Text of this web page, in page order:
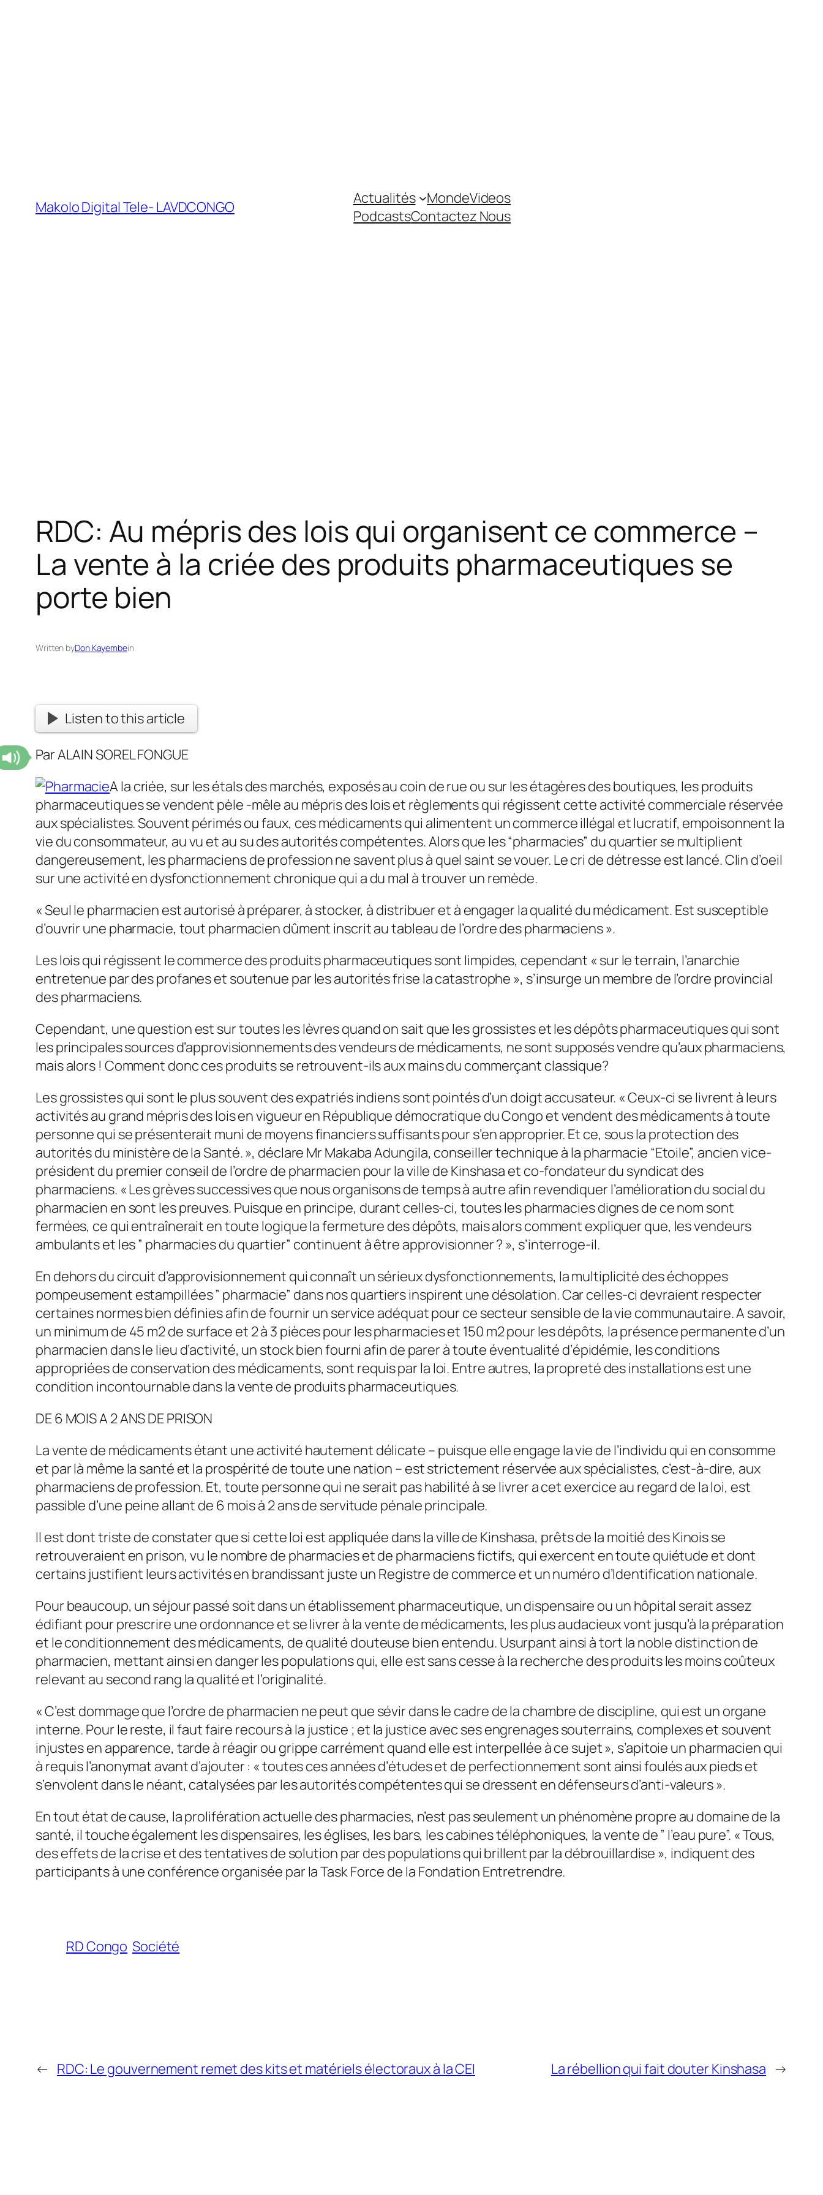
Makolo Digital Tele- LAVDCONGO Actualités MondeVideos
PodcastsContactez Nous
RDC: Au mépris des lois qui organisent ce commerce –
La vente à la criée des produits pharmaceutiques se
porte bien
Written byDon Kayembein
Listen to this article
Par ALAIN SOREL FONGUE
A la criée, sur les étals des marchés, exposés au coin de rue ou sur les étagères des boutiques, les produits
pharmaceutiques se vendent pèle -mêle au mépris des lois et règlements qui régissent cette activité commerciale réservée
aux spécialistes. Souvent périmés ou faux, ces médicaments qui alimentent un commerce illégal et lucratif, empoisonnent la
vie du consommateur, au vu et au su des autorités compétentes.Alors que les “pharmacies” du quartier se multiplient
dangereusement, les pharmaciens de profession ne savent plus à quel saint se vouer. Le cri de détresse est lancé. Clin d’oeil
sur une activité en dysfonctionnement chronique qui a du mal à trouver un remède.
« Seul le pharmacien est autorisé à préparer, à stocker, à distribuer et à engager la qualité du médicament. Est susceptible
d’ouvrir une pharmacie, tout pharmacien dûment inscrit au tableau de l’ordre des pharmaciens ».
Les lois qui régissent le commerce des produits pharmaceutiques sont limpides, cependant « sur le terrain, l’anarchie
entretenue par des profanes et soutenue par les autorités frise la catastrophe », s’insurge un membre de l’ordre provincial
des pharmaciens.
Cependant, une question est sur toutes les lèvres quand on sait que les grossistes et les dépôts pharmaceutiques qui sont
les principales sources d’approvisionnements des vendeurs de médicaments, ne sont supposés vendre qu’aux pharmaciens,
mais alors ! Comment donc ces produits se retrouvent-ils aux mains du commerçant classique?
Les grossistes qui sont le plus souvent des expatriés indiens sont pointés d’un doigt accusateur. « Ceux-ci se livrent à leurs
activités au grand mépris des lois en vigueur en République démocratique du Congo et vendent des médicaments à toute
personne qui se présenterait muni de moyens financiers suffisants pour s’en approprier. Et ce, sous la protection des
autorités du ministère de la Santé. », déclare Mr Makaba Adungila, conseiller technique à la pharmacie “Etoile”, ancien vice-
président du premier conseil de l’ordre de pharmacien pour la ville de Kinshasa et co-fondateur du syndicat des
pharmaciens. « Les grèves successives que nous organisons de temps à autre afin revendiquer l’amélioration du social du
pharmacien en sont les preuves. Puisque en principe, durant celles-ci, toutes les pharmacies dignes de ce nom sont
fermées, ce qui entraînerait en toute logique la fermeture des dépôts, mais alors comment expliquer que, les vendeurs
ambulants et les ” pharmacies du quartier” continuent à être approvisionner ? », s’interroge-il.
En dehors du circuit d’approvisionnement qui connaît un sérieux dysfonctionnements, la multiplicité des échoppes
pompeusement estampillées ” pharmacie” dans nos quartiers inspirent une désolation. Car celles-ci devraient respecter
certaines normes bien définies afin de fournir un service adéquat pour ce secteur sensible de la vie communautaire. A savoir,
un minimum de 45 m2 de surface et 2 à 3 pièces pour les pharmacies et 150 m2 pour les dépôts, la présence permanente d’un
pharmacien dans le lieu d’activité, un stock bien fourni afin de parer à toute éventualité d’épidémie, les conditions
appropriées de conservation des médicaments, sont requis par la loi. Entre autres, la propreté des installations est une
condition incontournable dans la vente de produits pharmaceutiques.
DE 6 MOIS A 2 ANS DE PRISON
La vente de médicaments étant une activité hautement délicate – puisque elle engage la vie de l’individu qui en consomme
et par là même la santé et la prospérité de toute une nation – est strictement réservée aux spécialistes, c’est-à-dire, aux
pharmaciens de profession. Et, toute personne qui ne serait pas habilité à se livrer a cet exercice au regard de la loi, est
passible d’une peine allant de 6 mois à 2 ans de servitude pénale principale.
Il est dont triste de constater que si cette loi est appliquée dans la ville de Kinshasa, prêts de la moitié des Kinois se
retrouveraient en prison, vu le nombre de pharmacies et de pharmaciens fictifs, qui exercent en toute quiétude et dont
certains justifient leurs activités en brandissant juste un Registre de commerce et un numéro d’Identification nationale.
Pour beaucoup, un séjour passé soit dans un établissement pharmaceutique, un dispensaire ou un hôpital serait assez
édifiant pour prescrire une ordonnance et se livrer à la vente de médicaments, les plus audacieux vont jusqu’à la préparation
et le conditionnement des médicaments, de qualité douteuse bien entendu. Usurpant ainsi à tort la noble distinction de
pharmacien, mettant ainsi en danger les populations qui, elle est sans cesse à la recherche des produits les moins coûteux
relevant au second rang la qualité et l’originalité.
« C’est dommage que l’ordre de pharmacien ne peut que sévir dans le cadre de la chambre de discipline, qui est un organe
interne. Pour le reste, il faut faire recours à la justice ; et la justice avec ses engrenages souterrains, complexes et souvent
injustes en apparence, tarde à réagir ou grippe carrément quand elle est interpellée à ce sujet », s’apitoie un pharmacien qui
à requis l’anonymat avant d’ajouter : « toutes ces années d’études et de perfectionnement sont ainsi foulés aux pieds et
s’envolent dans le néant, catalysées par les autorités compétentes qui se dressent en défenseurs d’anti-valeurs ».
En tout état de cause, la prolifération actuelle des pharmacies, n’est pas seulement un phénomène propre au domaine de la
santé, il touche également les dispensaires, les églises, les bars, les cabines téléphoniques, la vente de ” l’eau pure”. « Tous,
des effets de la crise et des tentatives de solution par des populations qui brillent par la débrouillardise », indiquent des
participants à une conférence organisée par la Task Force de la Fondation Entretrendre.
RD Congo Société
← RDC: Le gouvernement remet des kits et matériels électoraux à la CEI La rébellion qui fait douter Kinshasa →